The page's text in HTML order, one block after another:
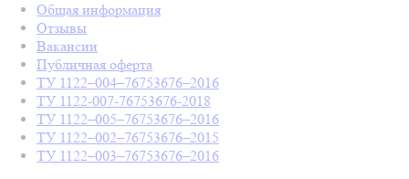
Общая информация
Отзывы
Вакансии
Публичная оферта
ТУ 1122–004–76753676–2016
ТУ 1122-007-76753676-2018
ТУ 1122–005–76753676–2016
ТУ 1122–002–76753676–2015
ТУ 1122–003–76753676–2016